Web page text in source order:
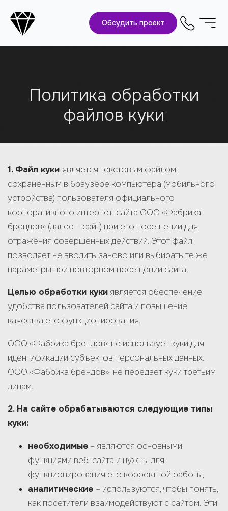
Обсудить проект
Политика обработки
файлов куки
1. Файл куки является текстовым файлом,
сохраненным в браузере компьютера (мобильного
устройства) пользователя официального
корпоративного интернет-сайта ООО «Фабрика
брендов» (далее – сайт) при его посещении для
отражения совершенных действий. Этот файл
позволяет не вводить заново или выбирать те же
параметры при повторном посещении сайта.
Целью обработки куки является обеспечение
удобства пользователей сайта и повышение
качества его функционирования.
ООО «Фабрика брендов» не использует куки для
идентификации субъектов персональных данных.
ООО «Фабрика брендов» не передает куки третьим
лицам.
2. На сайте обрабатываются следующие типы
куки:
необходимые – являются основными
функциями веб-сайта и нужны для
функционирования его корректной работы;
аналитические – используются, чтобы понять,
как посетители взаимодействуют с сайтом. Эти